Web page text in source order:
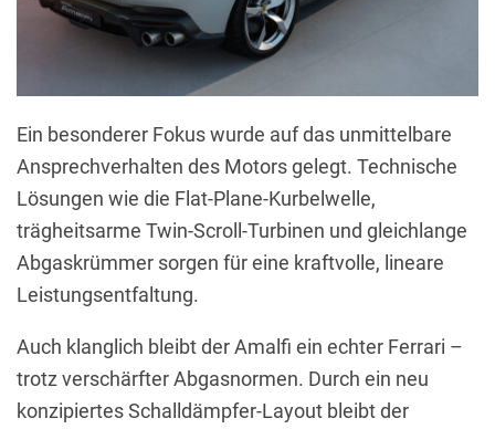
Ein besonderer Fokus wurde auf das unmittelbare
Ansprechverhalten des Motors gelegt. Technische
Lösungen wie die Flat-Plane-Kurbelwelle,
trägheitsarme Twin-Scroll-Turbinen und gleichlange
Abgaskrümmer sorgen für eine kraftvolle, lineare
Leistungsentfaltung.
Auch klanglich bleibt der Amalfi ein echter Ferrari –
trotz verschärfter Abgasnormen. Durch ein neu
konzipiertes Schalldämpfer-Layout bleibt der